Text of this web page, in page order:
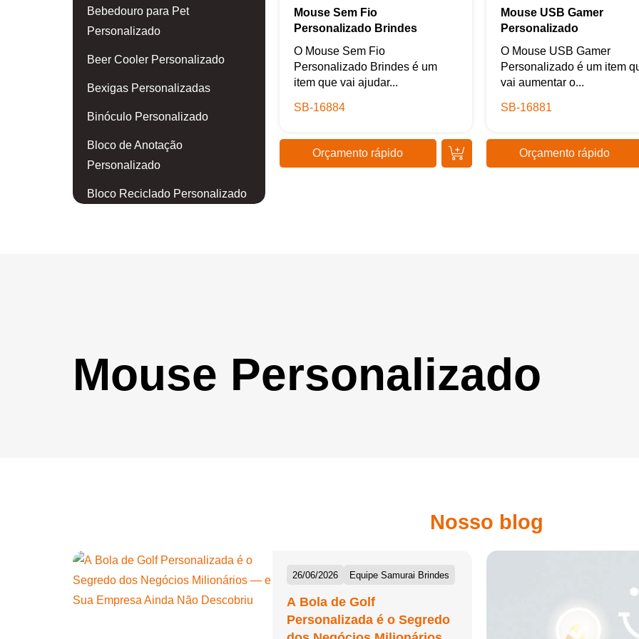
Bebedouro para Pet
Personalizado
Beer Cooler Personalizado
Bexigas Personalizadas
Binóculo Personalizado
Bloco de Anotação
Personalizado
Bloco Reciclado Personalizado
Bola Montável Personalizada
Bola Plástica Personalizada
Bolas Personalizadas
Bolha de Sabão Personalizada
Mouse Sem Fio
Personalizado Brindes
O Mouse Sem Fio
Personalizado Brindes é um
item que vai ajudar...
SB-16884
Orçamento rápido
Mouse USB Gamer
Personalizado
O Mouse USB Gamer
Personalizado é um item
vai aumentar o...
SB-16881
Orçamento rápido
Mouse Personalizado
Nosso blog
26/06/2026 Equipe Samurai Brindes
A Bola de Golf
Personalizada é o Segredo